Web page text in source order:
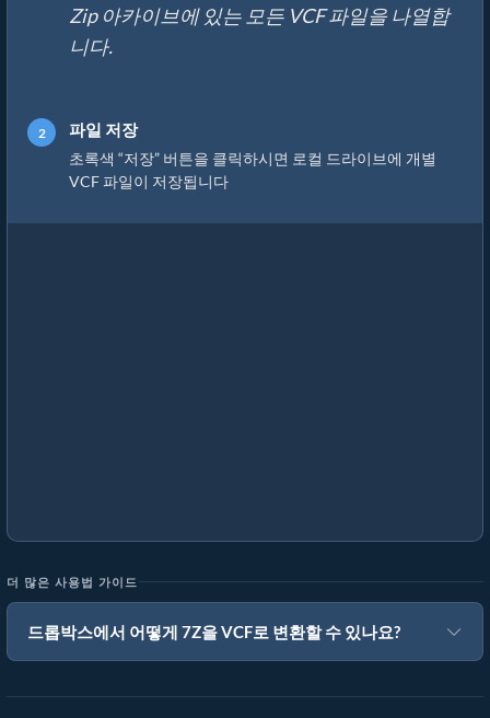
Zip 아카이브에 있는 모든 VCF 파일을 나열합
니다.
파일 저장
초록색 “저장” 버튼을 클릭하시면 로컬 드라이브에 개별
VCF 파일이 저장됩니다
더 많은 사용법 가이드
드롭박스에서 어떻게 7Z을 VCF로 변환할 수 있나요?